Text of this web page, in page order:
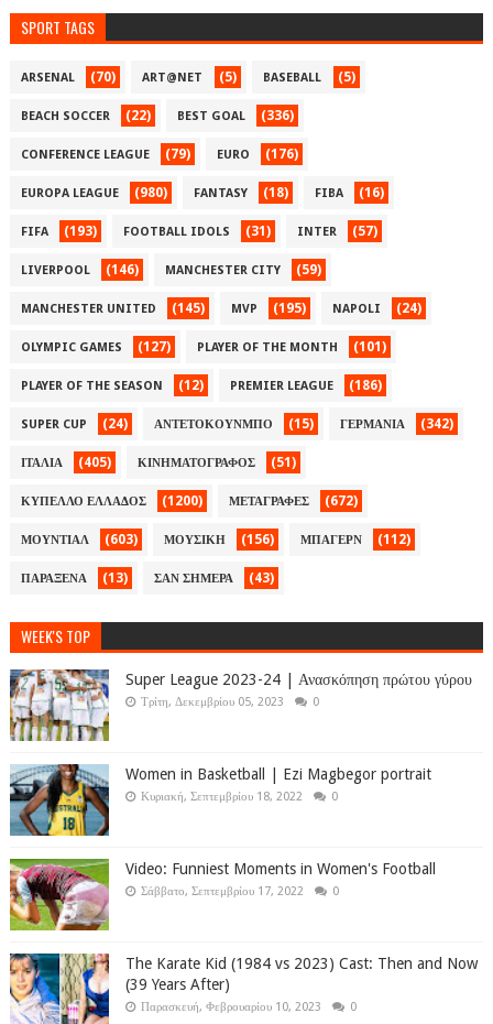
SPORT TAGS
ARSENAL (70) ART@NET (5) BASEBALL (5)
BEACH SOCCER (22) BEST GOAL (336)
CONFERENCE LEAGUE (79) EURO (176)
EUROPA LEAGUE (980) FANTASY (18) FIBA (16)
FIFA (193) FOOTBALL IDOLS (31) INTER (57)
LIVERPOOL (146) MANCHESTER CITY (59)
MANCHESTER UNITED (145) MVP (195) NAPOLI (24)
OLYMPIC GAMES (127) PLAYER OF THE MONTH (101)
PLAYER OF THE SEASON (12) PREMIER LEAGUE (186)
SUPER CUP (24) ΑΝΤΕΤΟΚΟΥΝΜΠΟ (15) ΓΕΡΜΑΝΙΑ (342)
ΙΤΑΛΙΑ (405) ΚΙΝΗΜΑΤΟΓΡΑΦΟΣ (51)
ΚΥΠΕΛΛΟ ΕΛΛΑΔΟΣ (1200) ΜΕΤΑΓΡΑΦΕΣ (672)
ΜΟΥΝΤΙΑΛ (603) ΜΟΥΣΙΚΗ (156) ΜΠΑΓΕΡΝ (112)
ΠΑΡΑΞΕΝΑ (13) ΣΑΝ ΣΗΜΕΡΑ (43)
WEEK'S TOP
Super League 2023-24 | Ανασκόπηση πρώτου γύρου
Τρίτη, Δεκεμβρίου 05, 2023 0
Women in Basketball | Ezi Magbegor portrait
Κυριακή, Σεπτεμβρίου 18, 2022 0
Video: Funniest Moments in Women's Football
Σάββατο, Σεπτεμβρίου 17, 2022 0
The Karate Kid (1984 vs 2023) Cast: Then and Now
(39 Years After)
Παρασκευή, Φεβρουαρίου 10, 2023 0